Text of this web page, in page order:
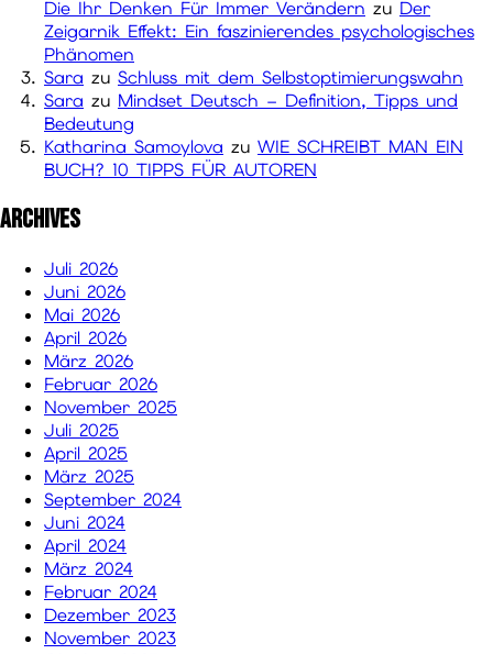
Die Ihr Denken Für Immer Verändern zu Der
Zeigarnik Effekt: Ein faszinierendes psychologisches
Phänomen
Sara zu Schluss mit dem Selbstoptimierungswahn
Sara zu Mindset Deutsch – Definition, Tipps und
Bedeutung
Katharina Samoylova zu WIE SCHREIBT MAN EIN
BUCH? 10 TIPPS FÜR AUTOREN
Archives
Juli 2026
Juni 2026
Mai 2026
April 2026
März 2026
Februar 2026
November 2025
Juli 2025
April 2025
März 2025
September 2024
Juni 2024
April 2024
März 2024
Februar 2024
Dezember 2023
November 2023